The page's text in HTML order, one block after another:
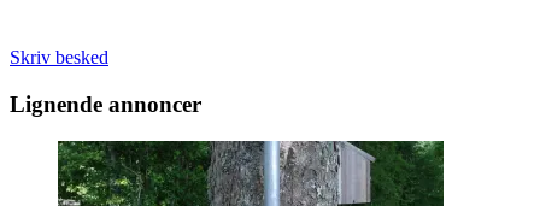
Skriv besked
Lignende annoncer